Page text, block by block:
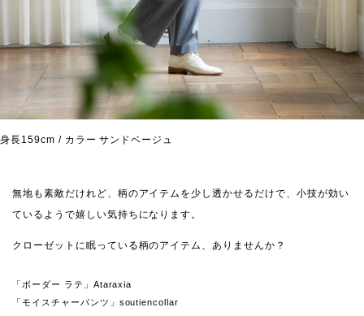
身長159cm / カラー サンドベージュ
無地も素敵だけれど、柄のアイテムを少し透かせるだけで、小技が効い
ているようで嬉しい気持ちになります。
クローゼットに眠っている柄のアイテム、ありませんか？
「ボーダー ラテ」Ataraxia
「モイスチャーパンツ」soutiencollar